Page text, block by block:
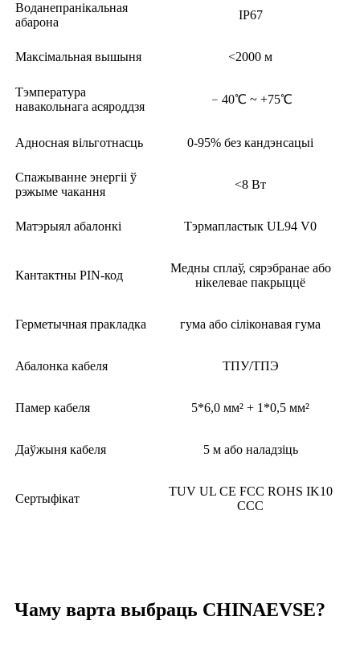
Воданепранікальная
абарона
IP67
Максімальная вышыня <2000 м
Тэмпература
навакольнага асяроддзя
﹣40℃ ~ +75℃
Адносная вільготнасць 0-95% без кандэнсацыі
Спажыванне энергіі ў
рэжыме чакання
<8 Вт
Матэрыял абалонкі Тэрмапластык UL94 V0
Кантактны PIN-код
Медны сплаў, сярэбранае або
нікелевае пакрыццё
Герметычная пракладка гума або сіліконавая гума
Абалонка кабеля ТПУ/ТПЭ
Памер кабеля 5*6,0 мм² + 1*0,5 мм²
Даўжыня кабеля 5 м або наладзіць
Сертыфікат
TUV UL CE FCC ROHS IK10
CCC
Чаму варта выбраць CHINAEVSE?